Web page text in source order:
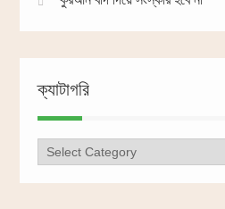
ক্যাটাগরি
ক্যাটাগরি